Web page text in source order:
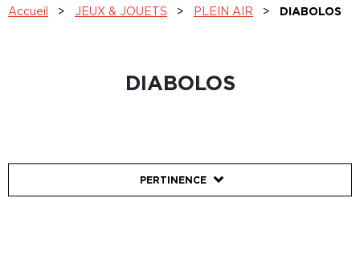
Accueil JEUX & JOUETS PLEIN AIR DIABOLOS
DIABOLOS
PERTINENCE